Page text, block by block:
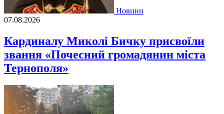
Новини
07.08.2026
Кардиналу Миколі Бичку присвоїли
звання «Почесний громадянин міста
Тернополя»